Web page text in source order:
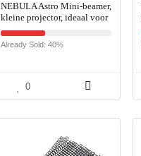
NEBULA Astro Mini-beamer,
kleine projector, ideaal voor
kinderen, met 100 ANSI
lumen, Android 7.1, sterk…
Already Sold: 40%
0